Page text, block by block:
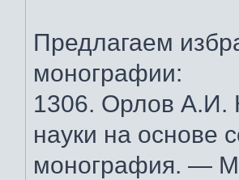
Предлагаем
монографии:
1306. Орлов А.И.
науки на основе
монография. —